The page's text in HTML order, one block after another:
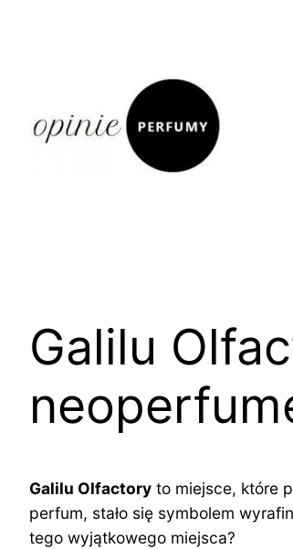
Galilu
Galilu Olfactory to miejsce, które
perfum, stało się symbolem
tego wyjątkowego miejsca?